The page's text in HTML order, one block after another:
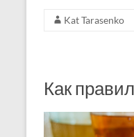
Kat Tarasenko
Как